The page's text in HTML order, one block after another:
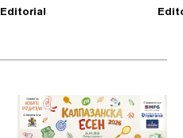
Editorial